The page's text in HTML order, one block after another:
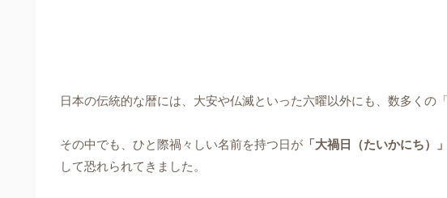
日本の伝統的な暦には、大安や仏滅といった六曜以外にも、数多く
その中でも、ひと際禍々しい名前を持つ日が 「大禍日（たいかにち）」
して恐れられてきました。